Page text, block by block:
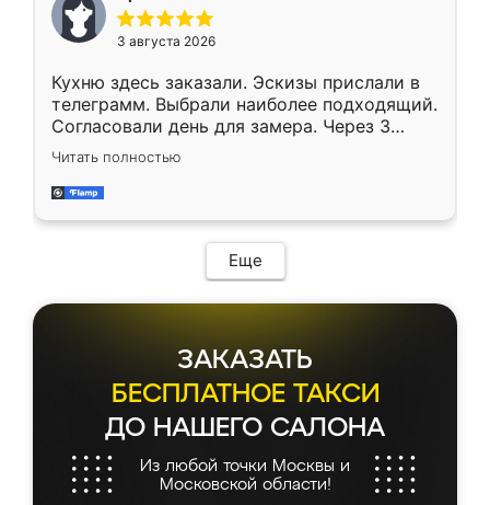
3 августа 2026
Кухню здесь заказали. Эскизы прислали в
телеграмм. Выбрали наиболее подходящий.
Согласовали день для замера. Через 3
недели кухня была уже готова. Остались
довольны работой. Спасибо Ренессанс
мебель за качественную работу!
Читать полностью
Еще
ЗАКАЗАТЬ
БЕСПЛАТНОЕ ТАКСИ
ДО НАШЕГО САЛОНА
Из любой точки Москвы и
Московской области!